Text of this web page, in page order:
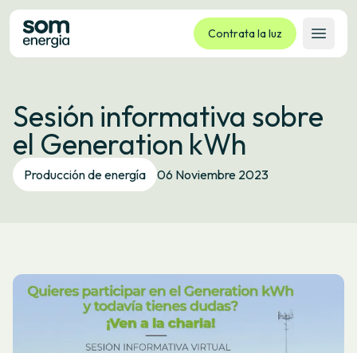
Contrata la luz
Abrir
Tarifas
Servicios
Empresas
La cooperativa
Idioma: ES CA GL EU
Sesión informativa sobre
el Generation kWh
Producción de energía 06 Noviembre 2023